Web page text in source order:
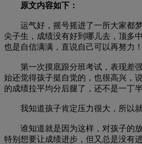
原文内容如下：
运气好，摇号摇进了一所大家都梦
尖子生，成绩没有好到哪儿去，顶多
也是自信满满，直说自己可以再努力
第一次摸底跟分班考试，表现差强
始还觉得孩子挺自觉的，也很高兴，
的成绩拉平均分后腿了，还不是一丁半
我知道孩子肯定压力很大，所以就
谁知道就是因为这样，对孩子的放
特别想要让成绩进步，但又总是没有